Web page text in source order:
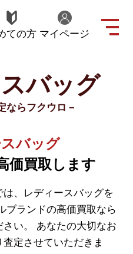
ての方 マイページ
バッグ
ならフクウロ－
バッグ
価買取します
は、レディースバッグを
ブランドの高価買取なら
い。
あなたの大切なお
定させていただきま